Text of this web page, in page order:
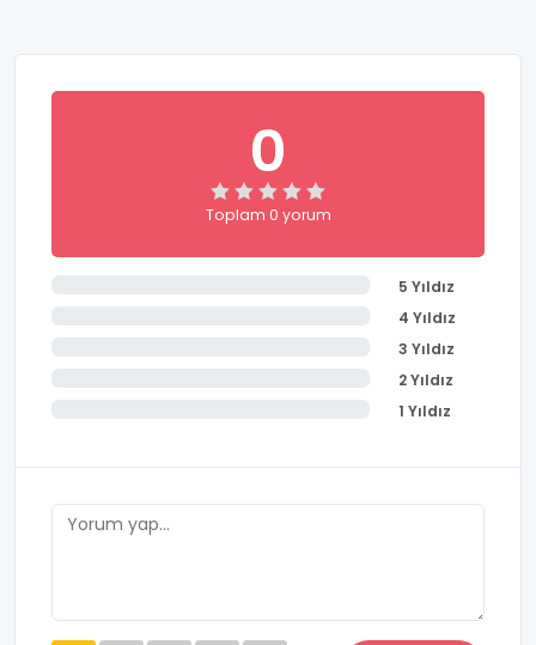
0
Toplam 0 yorum
5 Yıldız
4 Yıldız
3 Yıldız
2 Yıldız
1 Yıldız